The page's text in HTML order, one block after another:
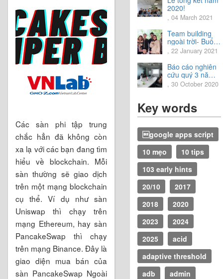
Các sàn phi tập trung
chắc hẳn đã không còn
xa lạ với các bạn đang tìm
hiểu về blockchain. Mỗi
sàn thường sẽ giao dịch
trên một mạng blockchain
cụ thể. Ví dụ như sàn
Uniswap thì chạy trên
mạng Ethereum, hay sàn
PancakeSwap thì chạy
trên mạng Binance. Đây là
giao diện mua bán của
sàn PancakeSwap Ngoài
2020!
, 04 March 2021
Team building
ngoài trời- Buổi
trải nghiệm tuyệt
vời.
, 22 January 2021
Báo cáo nghiên
cứu quý 3 năm
2020
, 30 October 2020
Key words
google apps script
10 mẹo
10 tips
103 early hints
20/10
2017
2018
2020
2023
2024
2025
acid
adaptive threshold
adb
admin